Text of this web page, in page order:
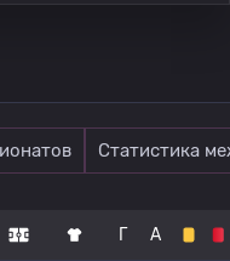
Статистика
Г А